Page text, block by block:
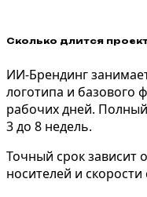
Сколько длится
ИИ-Брендинг
логотипа и базового
рабочих дней.
3 до 8 недель.
Точный срок зависит
носителей и скорости